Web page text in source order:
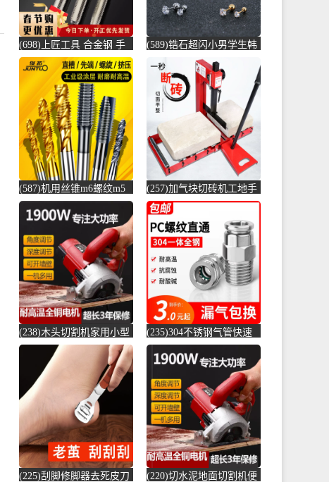
(698)上匠工具 合金钢 手
用丝锥攻螺纹工具攻丝丝
攻套丝m-螺纹钢(上匠工具
旗舰店仅售5.8元)
(589)锆石超闪小男学生韩
版耳骨钉钛钢养耳棒防过
敏圆珠女儿-圆棒钢(正中
间旗舰店仅售5.6元)
(587)机用丝锥m6螺纹m5
攻丝m3钻头m8丝攻m10不
锈-螺纹钢(俊拓五金旗舰
(257)加气块切砖机工地手
动轻质砖压砖机带钢尺水
泥砖泡沫砖-水泥切割机
(贞美旗舰店仅售390元)
(238)木头切割机家用小型
切水泥地面金属钢材机两
用新款切槽-水泥切割机
(simtone旗舰店仅售122.65
元)
(235)304不锈钢气管快速
接头快插气动快接螺纹高
压气嘴直-螺纹钢(卓成五
(225)刮脚修脚器去死皮刀
(220)切水泥地面切割机便